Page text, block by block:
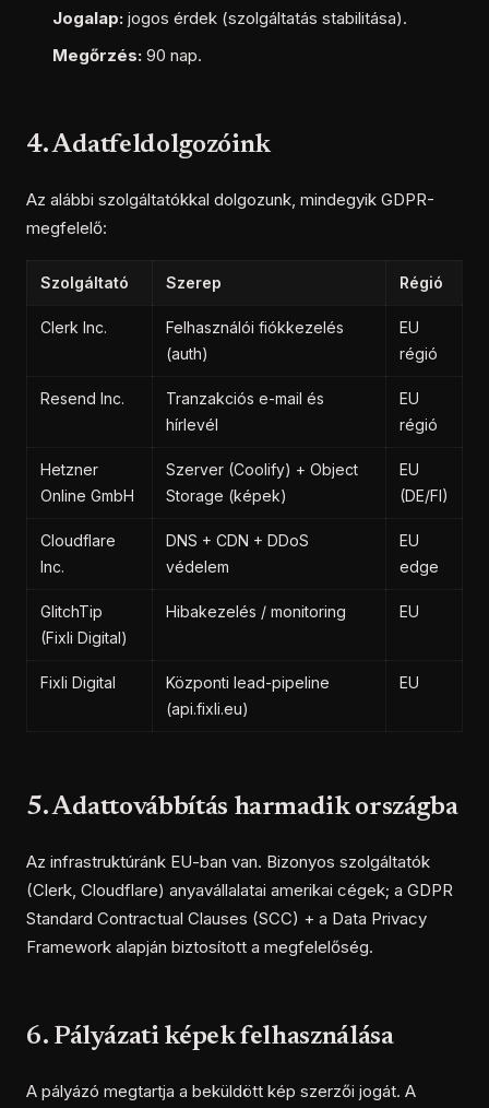
Jogalap: jogos érdek (szolgáltatás stabilitása).
Megőrzés: 90 nap.
4. Adatfeldolgozóink
Az alábbi szolgáltatókkal dolgozunk, mindegyik GDPR-
megfelelő:
Szolgáltató Szerep Régió
Clerk Inc.
Felhasználói fiókkezelés
(auth)
EU
régió
Resend Inc.
Tranzakciós e-mail és
hírlevél
EU
régió
Hetzner
Online GmbH
Szerver (Coolify) + Object
Storage (képek)
EU
(DE/FI)
Cloudflare
Inc.
DNS + CDN + DDoS
védelem
EU
edge
GlitchTip
(Fixli Digital)
Hibakezelés / monitoring EU
Fixli Digital
Központi lead-pipeline
(api.fixli.eu)
EU
5. Adattovábbítás harmadik országba
Az infrastruktúránk EU-ban van. Bizonyos szolgáltatók
(Clerk, Cloudflare) anyavállalatai amerikai cégek; a GDPR
Standard Contractual Clauses (SCC) + a Data Privacy
Framework alapján biztosított a megfelelőség.
6. Pályázati képek felhasználása
A pályázó megtartja a beküldött kép szerzői jogát. A